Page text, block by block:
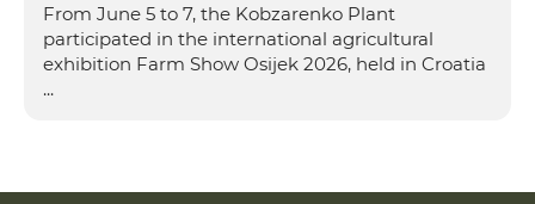
From June 5 to 7, the Kobzarenko Plant
participated in the international agricultural
exhibition Farm Show Osijek 2026, held in Croatia
...